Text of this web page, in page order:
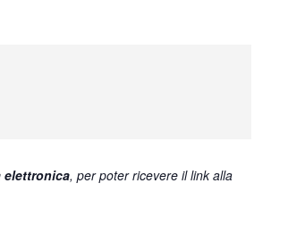
elettronica, per poter ricevere il link alla